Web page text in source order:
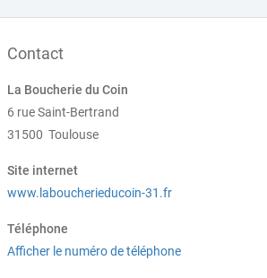
Contact
La Boucherie du Coin
6 rue Saint-Bertrand
31500 Toulouse
Site internet
www.laboucherieducoin-31.fr
Téléphone
Afficher le numéro de téléphone